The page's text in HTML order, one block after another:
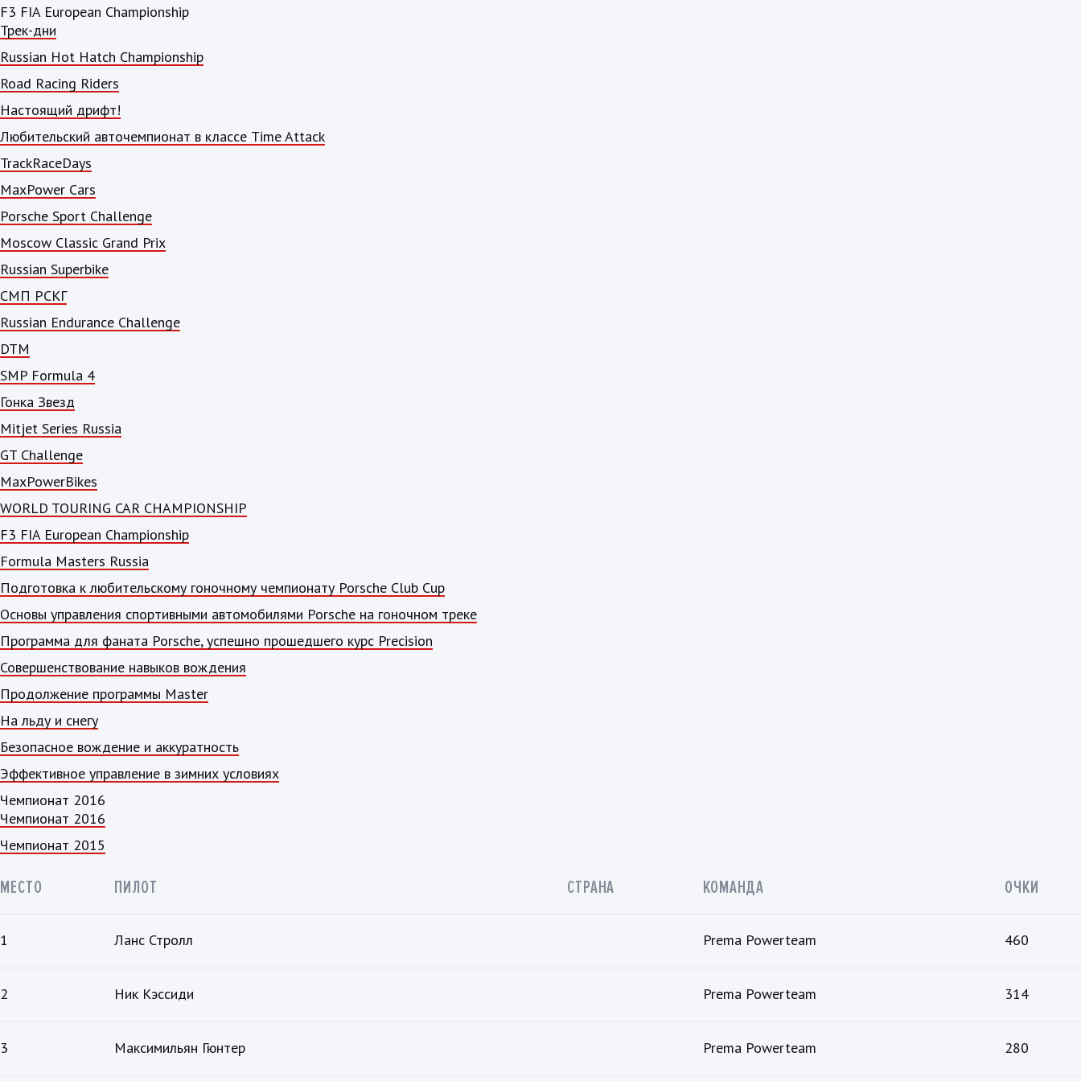
F3 FIA European Championship
Трек-дни
Russian Hot Hatch Championship
Road Racing Riders
Настоящий дрифт!
Любительский авточемпионат в классе Time Attack
TrackRaceDays
MaxPower Cars
Porsche Sport Challenge
Moscow Classic Grand Prix
Russian Superbike
СМП РСКГ
Russian Endurance Challenge
DTM
SMP Formula 4
Гонка Звезд
Mitjet Series Russia
GT Challenge
MaxPowerBikes
WORLD TOURING CAR CHAMPIONSHIP
F3 FIA European Championship
Formula Masters Russia
Подготовка к любительскому гоночному чемпионату Porsche Club Cup
Основы управления спортивными автомобилями Porsche на гоночном треке
Программа для фаната Porsche, успешно прошедшего курс Precision
Совершенствование навыков вождения
Продолжение программы Master
На льду и снегу
Безопасное вождение и аккуратность
Эффективное управление в зимних условиях
Чемпионат 2016
Чемпионат 2016
Чемпионат 2015
МЕСТО ПИЛОТ СТРАНА КОМАНДА ОЧКИ
1 Ланс Стролл Prema Powerteam 460
2 Ник Кэссиди Prema Powerteam 314
3 Максимильян Гюнтер Prema Powerteam 280